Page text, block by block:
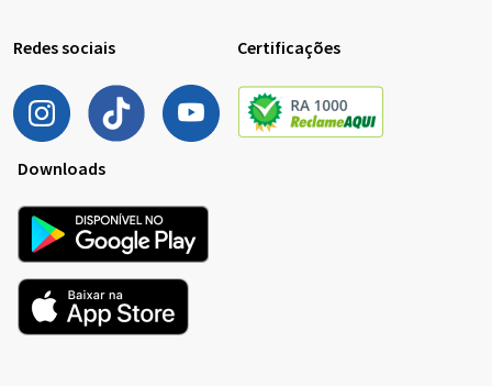
Redes sociais Certificações
Downloads